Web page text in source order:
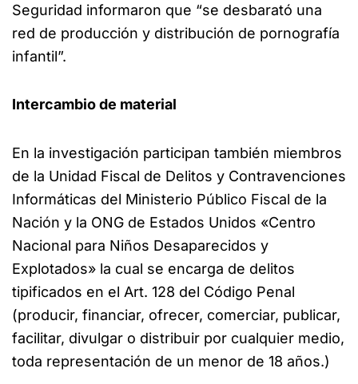
Seguridad informaron que “se desbarató una
red de producción y distribución de pornografía
infantil”.
Intercambio de material
En la investigación participan también miembros
de la Unidad Fiscal de Delitos y Contravenciones
Informáticas del Ministerio Público Fiscal de la
Nación y la ONG de Estados Unidos «Centro
Nacional para Niños Desaparecidos y
Explotados» la cual se encarga de delitos
tipificados en el Art. 128 del Código Penal
(producir, financiar, ofrecer, comerciar, publicar,
facilitar, divulgar o distribuir por cualquier medio,
toda representación de un menor de 18 años.)